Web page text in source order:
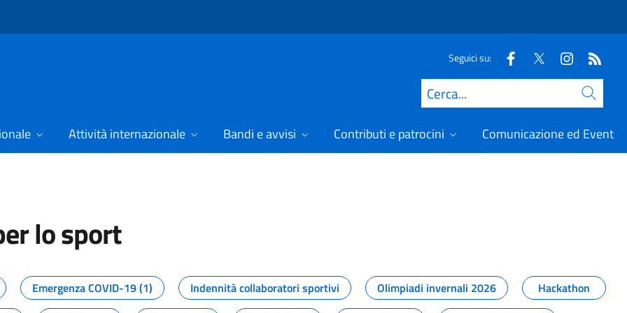
Seguici su:
Cerca
Attività internazionale Bandi e avvisi Contributi e patrocini Comunicazione ed Eventi
lo sport
dal Dipartimento per lo sport
Emergenza COVID-19 (1) Indennità collaboratori sportivi Olimpiadi invernali 2026
Hackathon